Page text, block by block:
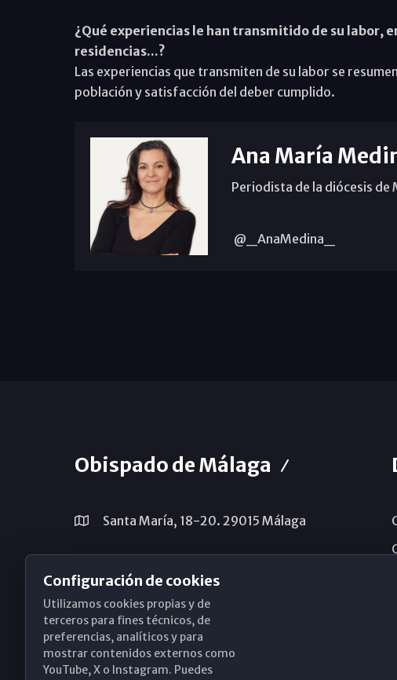
¿Qué experiencias le han transmitido de su labor,
residencias...?
Las experiencias que transmiten de su labor se
población y satisfacción del deber cumplido.
Ana María
Periodista de la diócesis de
@_AnaMedina_
Obispado de Málaga
Santa María, 18-20. 29015 Málaga
obispado@diocesismalaga.es
Configuración de cookies
Utilizamos cookies propias y de
terceros para fines técnicos, de
preferencias, analíticos y para
mostrar contenidos externos como
YouTube, X o Instagram. Puedes